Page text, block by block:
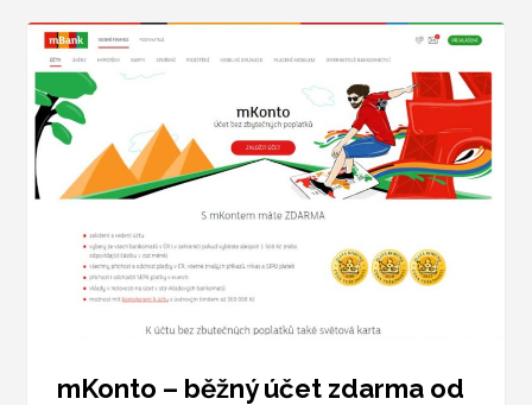
mKonto – běžný účet zdarma od